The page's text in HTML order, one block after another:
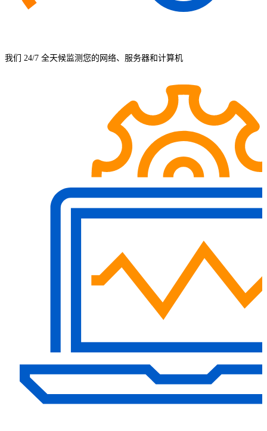
我们 24/7 全天候监测您的网络、服务器和计算机